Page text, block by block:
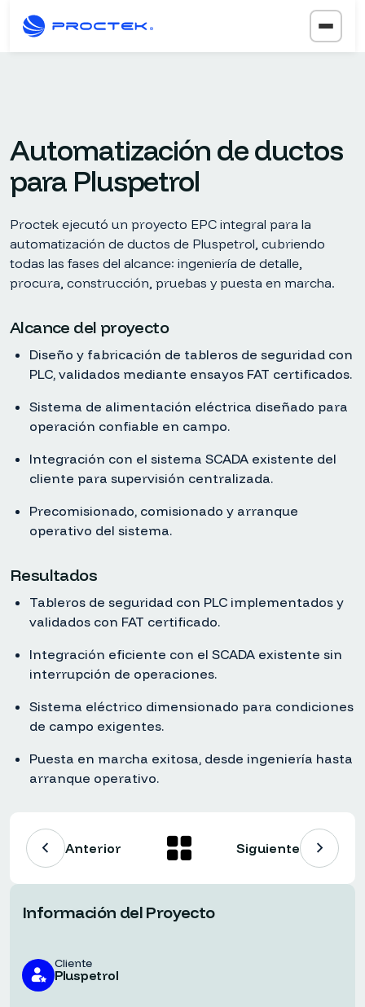
Automatización de ductos
para Pluspetrol
Proctek ejecutó un proyecto EPC integral para la
automatización de ductos de Pluspetrol, cubriendo
todas las fases del alcance: ingeniería de detalle,
procura, construcción, pruebas y puesta en marcha.
Alcance del proyecto
Diseño y fabricación de tableros de seguridad con
PLC, validados mediante ensayos FAT certificados.
Sistema de alimentación eléctrica diseñado para
operación confiable en campo.
Integración con el sistema SCADA existente del
cliente para supervisión centralizada.
Precomisionado, comisionado y arranque
operativo del sistema.
Resultados
Tableros de seguridad con PLC implementados y
validados con FAT certificado.
Integración eficiente con el SCADA existente sin
interrupción de operaciones.
Sistema eléctrico dimensionado para condiciones
de campo exigentes.
Puesta en marcha exitosa, desde ingeniería hasta
arranque operativo.
Anterior Siguiente
Información del Proyecto
Cliente
Pluspetrol